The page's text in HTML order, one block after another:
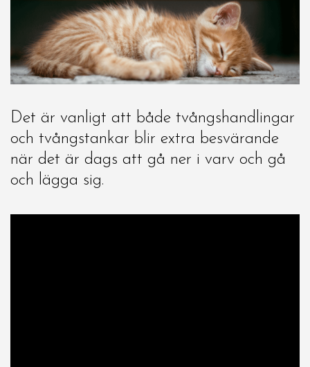
Det är vanligt att både tvångshandlingar
och tvångstankar blir extra besvärande
när det är dags att gå ner i varv och gå
och lägga sig.